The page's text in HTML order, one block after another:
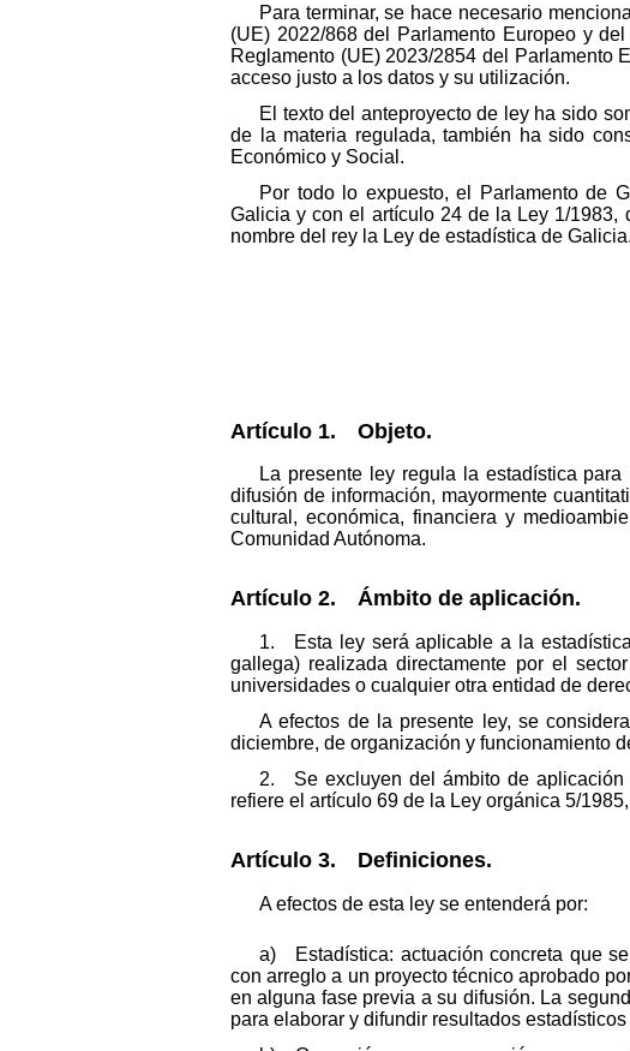
Para terminar, se hace necesario
(UE) 2022/868 del Parlamento Europeo y
Reglamento (UE) 2023/2854 del Parlamento
acceso justo a los datos y su utilización.
El texto del anteproyecto de ley ha sido
de la materia regulada, también ha sido
Económico y Social.
Por todo lo expuesto, el Parlamento de
Galicia y con el artículo 24 de la Ley 1/1983,
nombre del rey la Ley de estadística de Galicia.
Artículo 1. Objeto.
La presente ley regula la estadística
difusión de información, mayormente
cultural, económica, financiera y
Comunidad Autónoma.
Artículo 2. Ámbito de aplicación.
1. Esta ley será aplicable a la
gallega) realizada directamente por el
universidades o cualquier otra entidad de
A efectos de la presente ley, se
diciembre, de organización y funcionamiento
2. Se excluyen del ámbito de aplicación
refiere el artículo 69 de la Ley orgánica 5/
Artículo 3. Definiciones.
A efectos de esta ley se entenderá por:
a) Estadística: actuación concreta que
con arreglo a un proyecto técnico aprobado
en alguna fase previa a su difusión. La
para elaborar y difundir resultados